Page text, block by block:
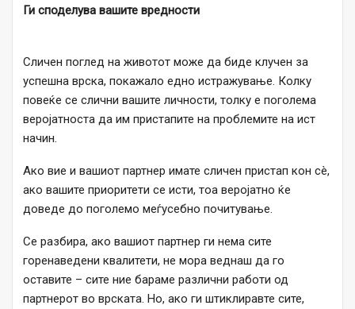
Ги споделува вашите вредности
Сличен поглед на животот може да биде клучен за
успешна врска, покажало едно истражување. Колку
повеќе се слични вашите личности, толку е поголема
веројатноста да им пристапите на проблемите на ист
начин.
Ако вие и вашиот партнер имате сличен пристап кон сè,
ако вашите приоритети се исти, тоа веројатно ќе
доведе до поголемо меѓусебно почитување.
Се разбира, ако вашиот партнер ги нема сите
горенаведени квалитети, не мора веднаш да го
оставите – сите ние бараме различни работи од
партнерот во врската. Но, ако ги штиклиравте сите,